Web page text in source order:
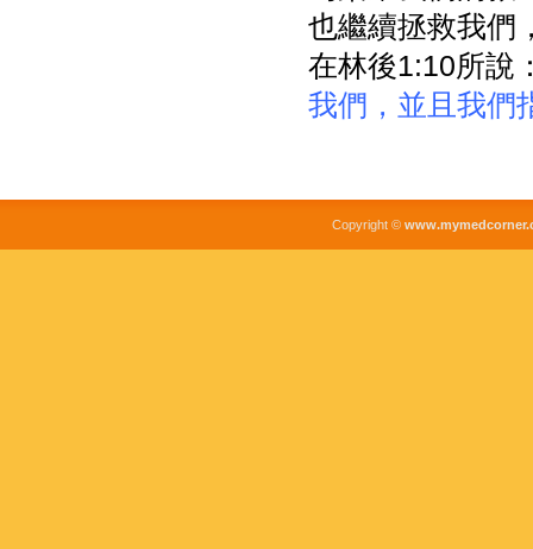
也繼續拯救我們
在林後1:10所說
我們，並且我們
Copyright ©